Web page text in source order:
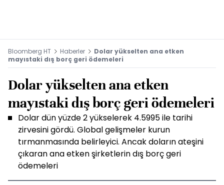
Bloomberg HT Haberler
Dolar yükselten ana etken
mayıstaki dış borç geri ödemeleri
Dolar yükselten ana etken
mayıstaki dış borç geri ödemeleri
Dolar dün yüzde 2 yükselerek 4.5995 ile tarihi
zirvesini gördü. Global gelişmeler kurun
tırmanmasında belirleyici. Ancak doların ateşini
çıkaran ana etken şirketlerin dış borç geri
ödemeleri